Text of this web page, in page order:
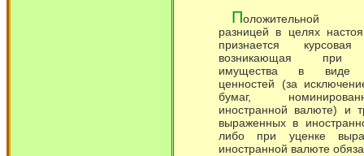
Положительной
разницей в целях
признается
возникающая при
имущества в виде
ценностей (за
бумаг,
иностранной валюте) и
выраженных в
либо при уценке
иностранной валюте